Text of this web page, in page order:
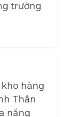
trường
hàng
Thân
nắng